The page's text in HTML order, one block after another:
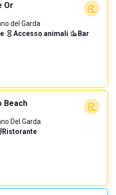
Or
del Garda
· Accesso animali· Bar·
Beach
Del Garda
Ristorante